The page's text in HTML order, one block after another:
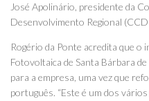
José Apolinário, presidente da
Desenvolvimento Regional
Rogério da Ponte acredita que
Fotovoltaica de Santa Bárbara
para a empresa, uma vez que
português. “Este é um dos